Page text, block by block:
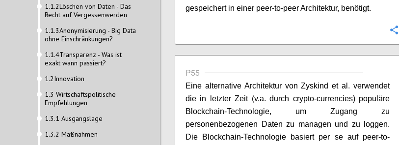
1.1.2Löschen von Daten - Das
Recht auf Vergessenwerden
1.1.3Anonymisierung - Big Data
ohne Einschränkungen?
1.1.4Transparenz - Was ist
exakt wann passiert?
1.2Innovation
1.3 Wirtschaftspolitische
Empfehlungen
1.3.1 Ausgangslage
1.3.2 Maßnahmen
gespeichert in einer peer-to-peer Architektur, benötigt.
P55
Eine alternative Architektur von Zyskind et al. verwendet
die in letzter Zeit (v.a. durch crypto-currencies) populäre
Blockchain-Technologie, um Zugang zu
personenbezogenen Daten zu managen und zu loggen.
Die Blockchain-Technologie basiert per se auf peer-to-